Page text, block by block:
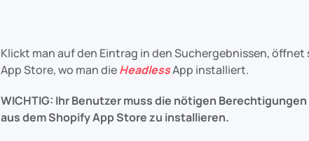
Klickt man auf den Eintrag in den Suchergebnissen,
App Store, wo man dieHeadlessApp installiert.
WICHTIG: Ihr Benutzer muss die nötigen
aus dem Shopify App Store zu installieren.